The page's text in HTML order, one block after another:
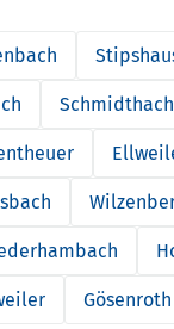
Gösenroth